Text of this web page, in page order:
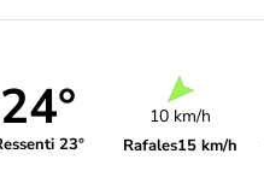
24°
23°
10 km/h
Rafales15 km/h